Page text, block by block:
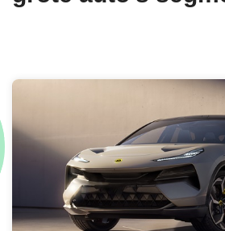
nappaleder + V42 - AMG vloermatten
GUARD 360° Plus + CA2 -
Beschermingslijsten exterieur met
aluminium + CZ0 - Sierelementen in de
+ C51 - Verlichte instaplijsten in
Mercedes-Benz vooraan + Zijdelingse
staal + Y51 - Beschermlijst van de
20" 10-spaaks lichtmetalen AMG-
aërodynamisch